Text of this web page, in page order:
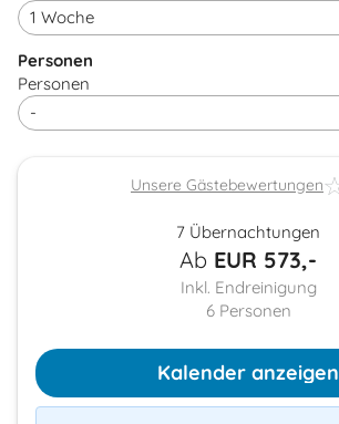
Personen
Personen
Unsere Gästebewertungen
7 Übernachtungen
Ab EUR 573,-
Inkl. Endreinigung
6 Personen
Kalender anzeigen